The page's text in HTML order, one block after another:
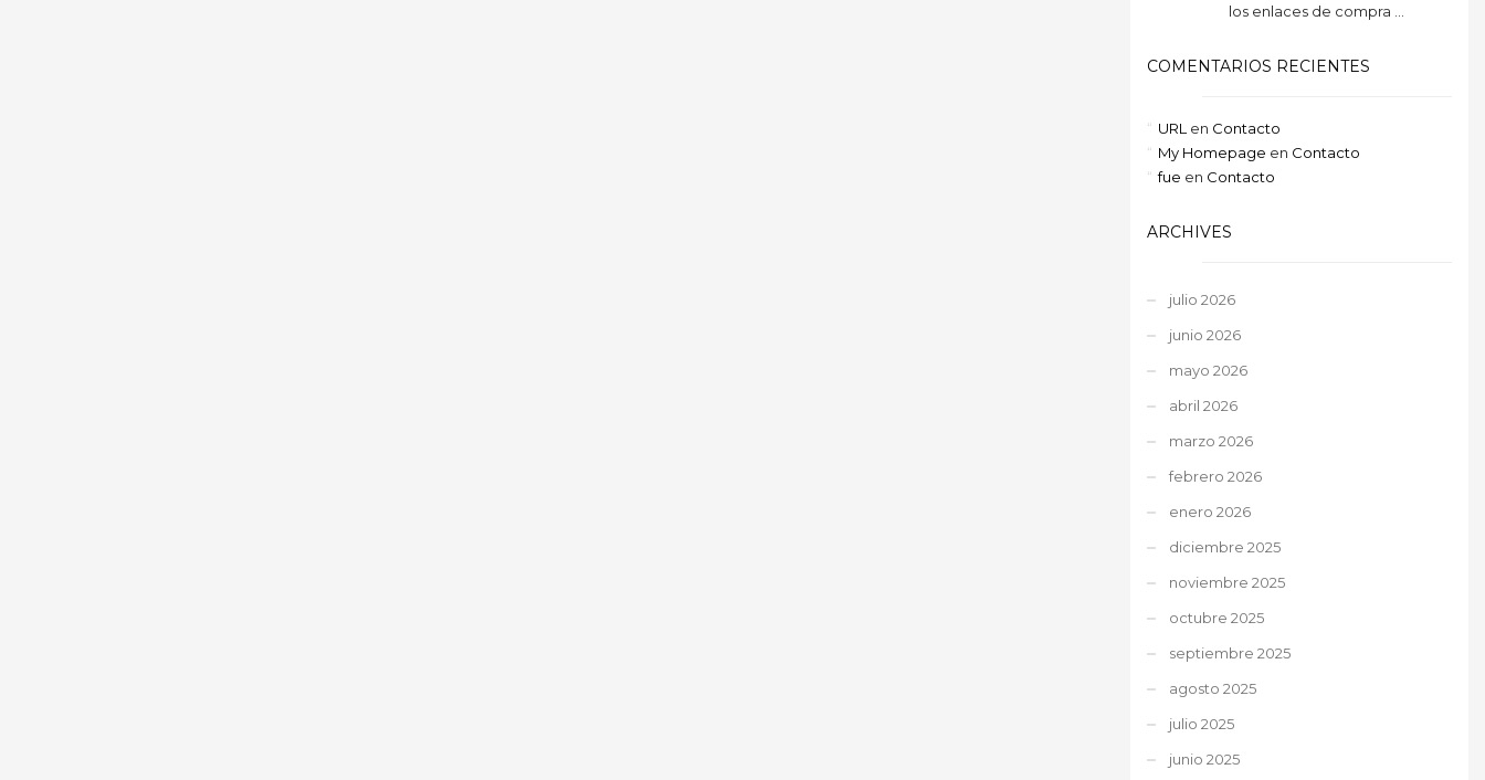
los enlaces de compra ...
COMENTARIOS RECIENTES
URL en Contacto
My Homepage en Contacto
fue en Contacto
ARCHIVES
julio 2026
junio 2026
mayo 2026
abril 2026
marzo 2026
febrero 2026
enero 2026
diciembre 2025
noviembre 2025
octubre 2025
septiembre 2025
agosto 2025
julio 2025
junio 2025